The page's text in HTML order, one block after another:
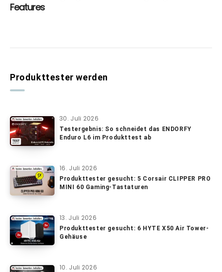
Produkttester werden
30. Juli 2026
Testergebnis: So schneidet das ENDORFY
Enduro L6 im Produkttest ab
16. Juli 2026
Produkttester gesucht: 5 Corsair CLIPPER PRO
MINI 60 Gaming-Tastaturen
13. Juli 2026
Produkttester gesucht: 6 HYTE X50 Air Tower-
Gehäuse
10. Juli 2026